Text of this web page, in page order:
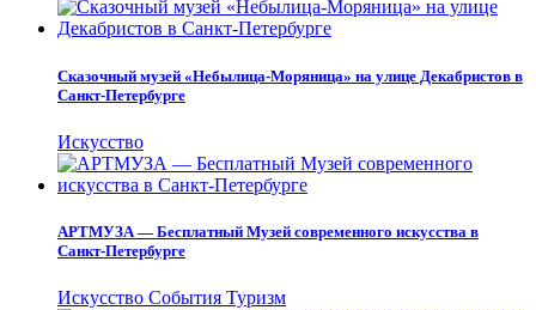
Сказочный музей «Небылица-Моряница» на улице Декабристов в
Санкт-Петербурге
Искусство
АРТМУЗА — Бесплатный Музей современного искусства в
Санкт-Петербурге
Искусство События Туризм